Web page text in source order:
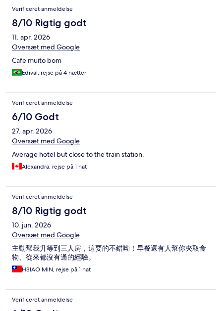
Verificeret anmeldelse
8/10 Rigtig godt
11. apr. 2026
Oversæt med Google
Cafe muito bom
Edival, rejse på 4 nætter
Verificeret anmeldelse
6/10 Godt
27. apr. 2026
Oversæt med Google
Average hotel but close to the train station.
Alexandra, rejse på 1 nat
Verificeret anmeldelse
8/10 Rigtig godt
10. jun. 2026
Oversæt med Google
主動幫我升等到三人房，這要的不錯呦！早餐還有人幫你夾取食
物、從來都沒有過的經驗。
HSIAO MIN, rejse på 1 nat
Verificeret anmeldelse